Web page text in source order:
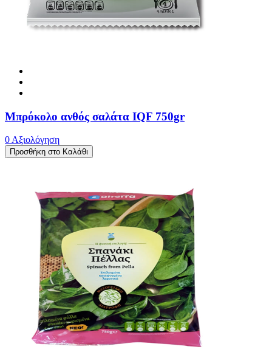
Μπρόκολο ανθός σαλάτα IQF 750gr
0 Αξιολόγηση
Προσθήκη στο Καλάθι